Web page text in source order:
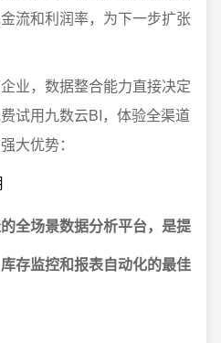
流和利润率，为下一步扩张
业，数据整合能力直接决定
试用九数云BI，体验全渠道
大优势：
全场景数据分析平台，是提
存监控和报表自动化的最佳